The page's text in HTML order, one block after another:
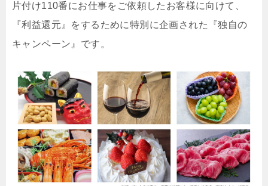
片付け110番にお仕事をご依頼したお客様に向けて、
『利益還元』をするために特別に企画された『独自の
キャンペーン』です。